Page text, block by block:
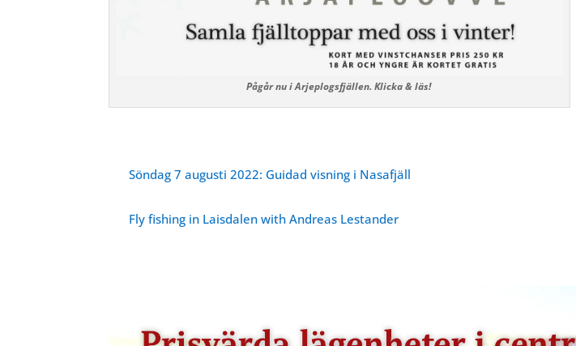
Pågår nu i Arjeplogsfjällen. Klicka & läs!
Söndag 7 augusti 2022: Guidad visning i Nasafjäll
Fly fishing in Laisdalen with Andreas Lestander